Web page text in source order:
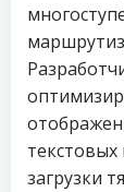
загрузки